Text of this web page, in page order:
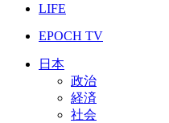
LIFE
EPOCH TV
日本
政治
経済
社会